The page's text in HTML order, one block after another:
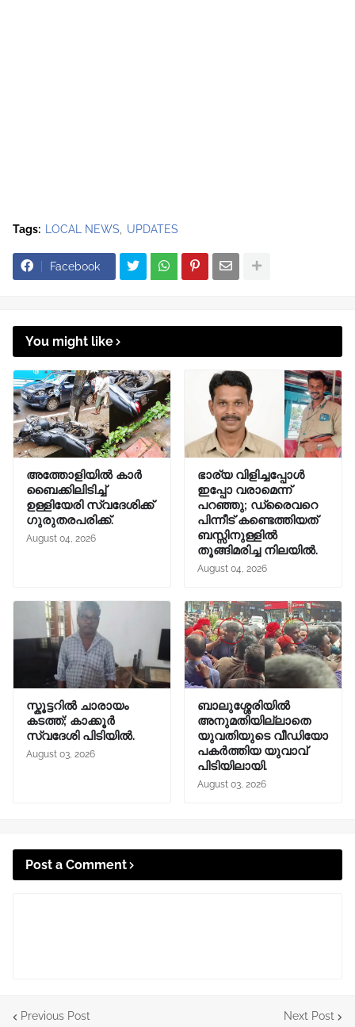
Tags: LOCAL NEWS UPDATES
Facebook
You might like
അത്തോളിയിൽ കാർ
ബൈക്കിലിടിച്ച്
ഉള്ളിയേരി സ്വദേശിക്ക്
ഗുരുതരപരിക്ക്.
August 04, 2026
ഭാര്യ വിളിച്ചപ്പോള്‍
ഇപ്പോ വരാമെന്ന്
പറഞ്ഞു; ഡ്രൈവറെ
പിന്നീട് കണ്ടെത്തിയത്
ബസ്സിനുള്ളില്‍
തൂങ്ങിമരിച്ച നിലയിൽ.
August 04, 2026
സ്കൂട്ടറിൽ ചാരായം
കടത്ത്; കാക്കൂർ
സ്വദേശി പിടിയിൽ.
August 03, 2026
ബാലുശ്ശേരിയിൽ
അനുമതിയില്ലാതെ
യുവതിയുടെ വീഡിയോ
പകർത്തിയ യുവാവ്
പിടിയിലായി.
August 03, 2026
Post a Comment
Previous Post Next Post